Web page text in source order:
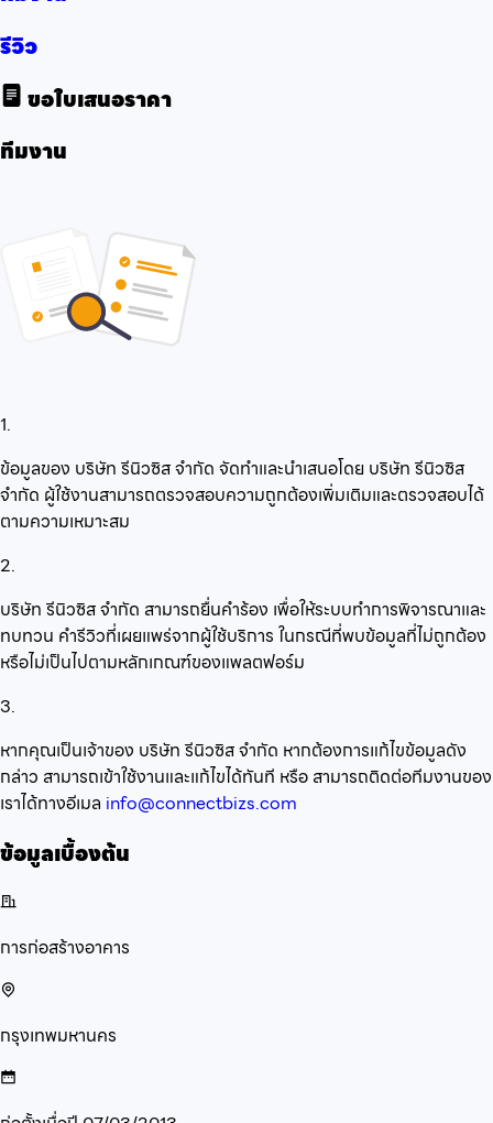
รีวิว
ขอใบเสนอราคา
ทีมงาน
1.
ข้อมูลของ บริษัท รีนิวซิส จำกัด จัดทำและนำเสนอโดย บริษัท รีนิวซิส
จำกัด ผู้ใช้งานสามารถตรวจสอบความถูกต้องเพิ่มเติมและตรวจสอบได้
ตามความเหมาะสม
2.
บริษัท รีนิวซิส จำกัด สามารถยื่นคำร้อง เพื่อให้ระบบทำการพิจารณาและ
ทบทวน คำรีวิวที่เผยแพร่จากผู้ใช้บริการ ในกรณีที่พบข้อมูลที่ไม่ถูกต้อง
หรือไม่เป็นไปตามหลักเกณฑ์ของแพลตฟอร์ม
3.
หากคุณเป็นเจ้าของ บริษัท รีนิวซิส จำกัด หากต้องการแก้ไขข้อมูลดัง
กล่าว สามารถเข้าใช้งานและแก้ไขได้ทันที หรือ สามารถติดต่อทีมงานของ
เราได้ทางอีเมล info@connectbizs.com
ข้อมูลเบื้องต้น
การก่อสร้างอาคาร
กรุงเทพมหานคร